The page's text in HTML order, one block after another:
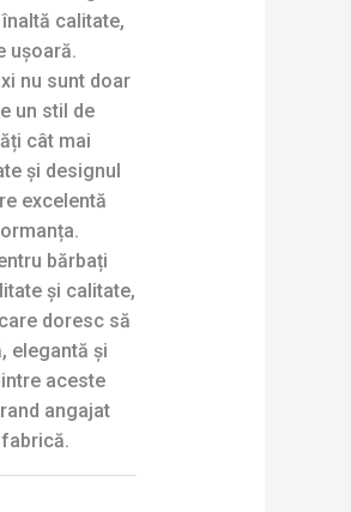
calitate,
ușoară.
nu sunt doar
un stil de
cât mai
și designul
excelentă
bărbați
și calitate,
doresc să
elegantă și
aceste
angajat